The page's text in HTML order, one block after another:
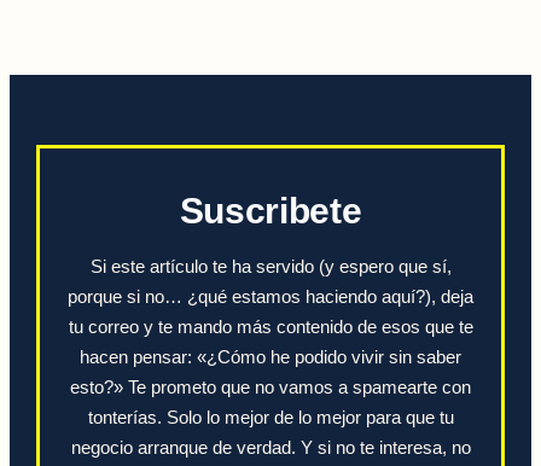
Suscribete
Si este artículo te ha servido (y espero que sí,
porque si no… ¿qué estamos haciendo aquí?), deja
tu correo y te mando más contenido de esos que te
hacen pensar: «¿Cómo he podido vivir sin saber
esto?» Te prometo que no vamos a spamearte con
tonterías. Solo lo mejor de lo mejor para que tu
negocio arranque de verdad. Y si no te interesa, no